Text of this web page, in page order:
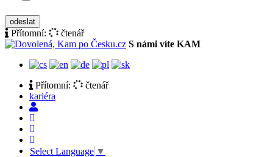
odeslat
Přítomní:
čtenář
S námi víte KAM
Přítomní:
čtenář
kariéra
Select Language ▼